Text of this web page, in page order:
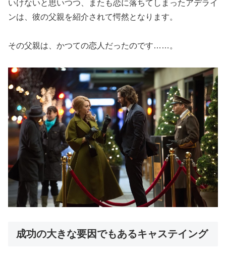
いけないと思いつつ、またも恋に落ちてしまったアデライ
ンは、彼の父親を紹介されて愕然となります。
その父親は、かつての恋人だったのです……。
成功の大きな要因でもあるキャステイング